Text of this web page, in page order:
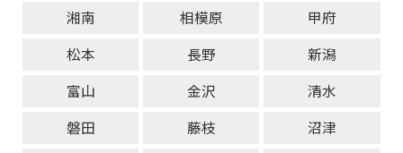
湘南
相模原
甲府
松本
長野
新潟
富山
金沢
清水
磐田
藤枝
沼津